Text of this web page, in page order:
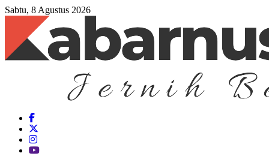
Sabtu, 8 Agustus 2026